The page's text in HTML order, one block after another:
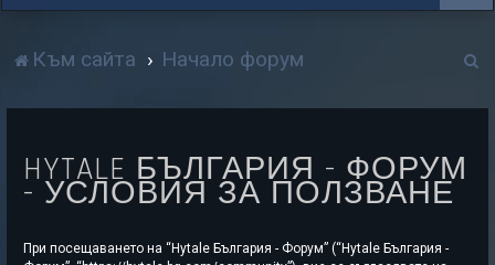
Към сайта Начало форум
HYTALE БЪЛГАРИЯ - ФОРУМ
- УСЛОВИЯ ЗА ПОЛЗВАНЕ
При посещаването на “Hytale България - Форум” (“Hytale България -